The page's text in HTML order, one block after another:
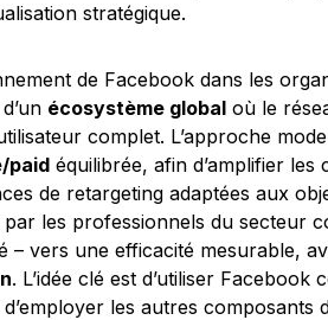
stratégique.
de Facebook dans les
écosystème global où le
complet. L’approche
paid équilibrée, afin d’amplifier
de retargeting adaptées aux
les professionnels du secteur
– vers une efficacité mesurable,
. L’idée clé est d’utiliser Facebook
d’employer les autres